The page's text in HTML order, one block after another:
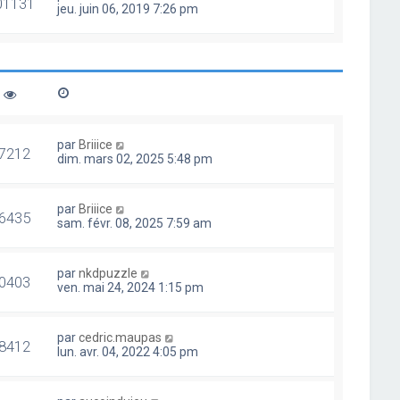
jeu. juin 06, 2019 7:26 pm
par Briiice
dim. mars 02, 2025 5:48 pm
par Briiice
sam. févr. 08, 2025 7:59 am
parnkdpuzzle
ven. mai 24, 2024 1:15 pm
parcedric.maupas
lun. avr. 04, 2022 4:05 pm